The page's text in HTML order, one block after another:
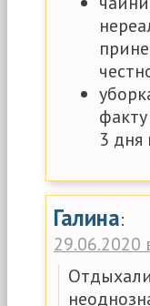
3 дня
Галина:
29.06.2020